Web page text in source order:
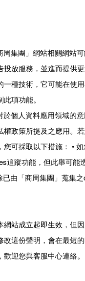
周集團」網站相關網站
放服務，並進而提供
一種技術，它可能在使
項功能。
於個人資料應用領域的
權政策所提及之應用。
您可採取以下措施： •
追蹤功能，但此舉可
已由「商周集團」蒐集
網站成立起即生效，但
改這份聲明，會在最短
迎您與客服中心連絡。